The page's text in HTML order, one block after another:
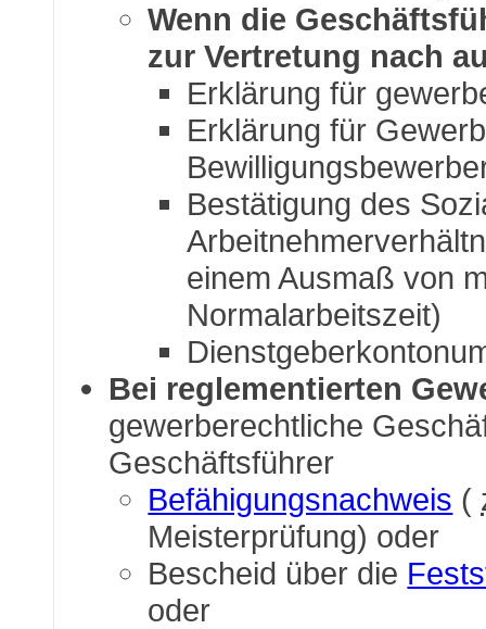
Wenn die
zur Vertretung nach
Erklärung für
Erklärung für
Bestätigung des
einem Ausmaß von
Normalarbeitszeit)
Bei reglementierten
gewerberechtliche
Geschäftsführer
Befähigungsnachweis (
Meisterprüfung) oder
Bescheid über die
oder